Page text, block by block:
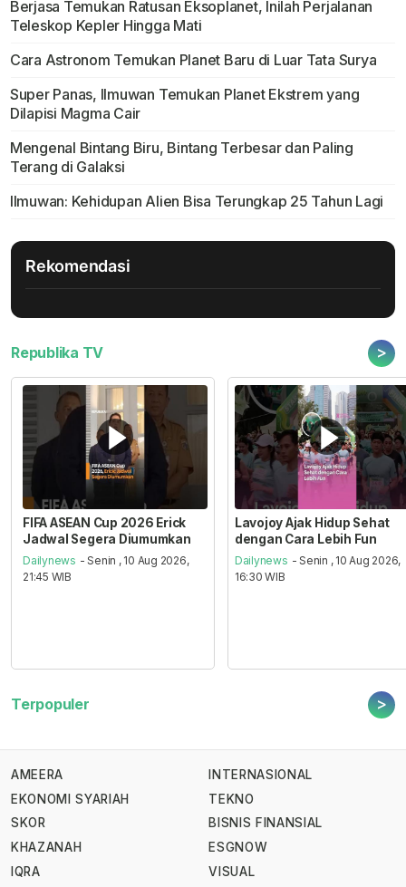
Berjasa Temukan Ratusan Eksoplanet, Inilah Perjalanan
Teleskop Kepler Hingga Mati
Cara Astronom Temukan Planet Baru di Luar Tata Surya
Super Panas, Ilmuwan Temukan Planet Ekstrem yang
Dilapisi Magma Cair
Mengenal Bintang Biru, Bintang Terbesar dan Paling
Terang di Galaksi
Ilmuwan: Kehidupan Alien Bisa Terungkap 25 Tahun Lagi
Rekomendasi
Republika TV >
FIFA ASEAN Cup 2026 Erick
Jadwal Segera Diumumkan
Dailynews - Senin , 10 Aug 2026,
21:45 WIB
Lavojoy Ajak Hidup Sehat
dengan Cara Lebih Fun
Dailynews - Senin , 10 Aug 2026,
16:30 WIB
Terpopuler >
AMEERA
EKONOMI SYARIAH
SKOR
KHAZANAH
IQRA
INTERNASIONAL
TEKNO
BISNIS FINANSIAL
ESGNOW
VISUAL